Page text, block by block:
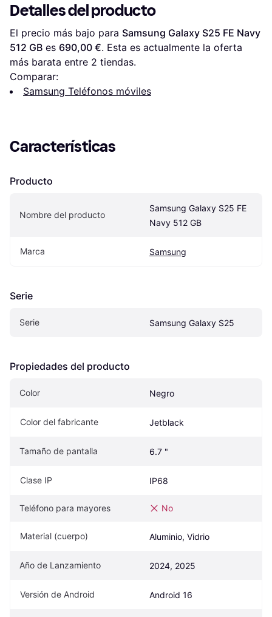
Detalles del producto
El precio más bajo para Samsung Galaxy S25 FE Navy
512 GB es 690,00 €. Esta es actualmente la oferta
más barata entre 2 tiendas.
Comparar:
Samsung Teléfonos móviles
Características
Producto
Nombre del producto
Samsung Galaxy S25 FE
Navy 512 GB
Marca Samsung
Serie
Serie Samsung Galaxy S25
Propiedades del producto
Color Negro
Color del fabricante Jetblack
Tamaño de pantalla 6.7 "
Clase IP IP68
Teléfono para mayores No
Material (cuerpo) Aluminio, Vidrio
Año de Lanzamiento 2024, 2025
Versión de Android Android 16